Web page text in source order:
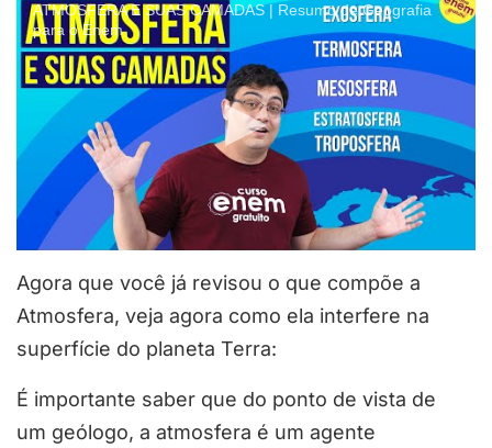
ATMOSFERA E SUAS CAMADAS | Resumo de Geografia
para o Enem
Agora que você já revisou o que compõe a
Atmosfera, veja agora como ela interfere na
superfície do planeta Terra:
É importante saber que do ponto de vista de
um geólogo, a atmosfera é um agente